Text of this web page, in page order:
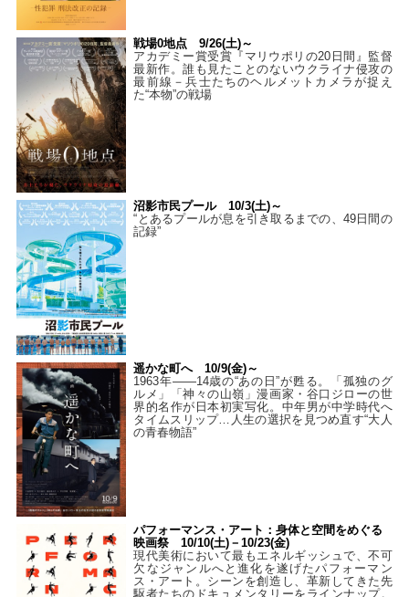
戦場0地点 9/26(土)～
アカデミー賞受賞『マリウポリの20日間』監督
最新作。誰も見たことのないウクライナ侵攻の
最前線－兵士たちのヘルメットカメラが捉え
た“本物”の戦場
沼影市民プール 10/3(土)～
“とあるプールが息を引き取るまでの、49日間の
記録”
遥かな町へ 10/9(金)～
1963年――14歳の“あの日”が甦る。「孤独のグ
ルメ」「神々の山嶺」漫画家・谷口ジローの世
界的名作が日本初実写化。中年男が中学時代へ
タイムスリップ…人生の選択を見つめ直す“大人
の青春物語”
パフォーマンス・アート：身体と空間をめぐる
映画祭 10/10(土)－10/23(金)
現代美術において最もエネルギッシュで、不可
欠なジャンルへと進化を遂げたパフォーマン
ス・アート。シーンを創造し、革新してきた先
駆者たちのドキュメンタリーをラインナップ。